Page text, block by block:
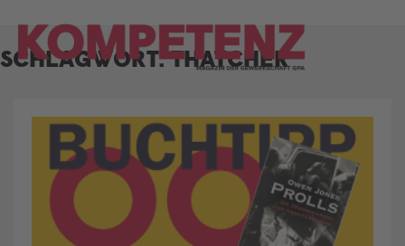
content
SCHLAGWORT:THATCHER